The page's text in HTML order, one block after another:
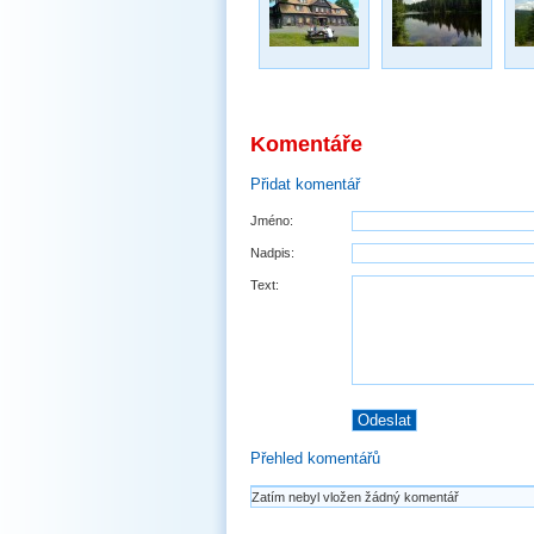
Komentáře
Přidat komentář
Jméno:
Nadpis:
Text:
Přehled komentářů
Zatím nebyl vložen žádný komentář